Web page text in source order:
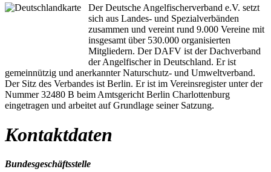
Der Deutsche Angelfischerverband e.V. setzt
sich aus Landes- und Spezialverbänden
zusammen und vereint rund 9.000 Vereine mit
insgesamt über 530.000 organisierten
Mitgliedern. Der DAFV ist der Dachverband
der Angelfischer in Deutschland. Er ist
gemeinnützig und anerkannter Naturschutz- und Umweltverband.
Der Sitz des Verbandes ist Berlin. Er ist im Vereinsregister unter der
Nummer 32480 B beim Amtsgericht Berlin Charlottenburg
eingetragen und arbeitet auf Grundlage seiner Satzung.
Kontaktdaten
Bundesgeschäftsstelle